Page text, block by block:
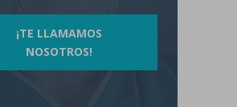
¡TE LLAMAMOS
NOSOTROS!